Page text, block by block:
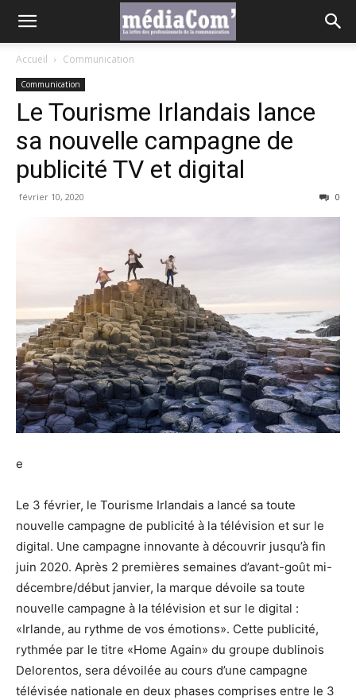
Accueil Communication
Communication
Le Tourisme Irlandais lance
sa nouvelle campagne de
publicité TV et digital
février 10, 2020 0
e
Le 3 février, le Tourisme Irlandais a lancé sa toute
nouvelle campagne de publicité à la télévision et sur le
digital. Une campagne innovante à découvrir jusqu’à fin
juin 2020. Après 2 premières semaines d’avant-goût mi-
décembre/début janvier, la marque dévoile sa toute
nouvelle campagne à la télévision et sur le digital :
«Irlande, au rythme de vos émotions». Cette publicité,
rythmée par le titre «Home Again» du groupe dublinois
Delorentos, sera dévoilée au cours d’une campagne
télévisée nationale en deux phases comprises entre le 3